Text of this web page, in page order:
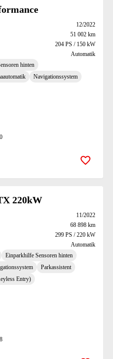
12/2022
51 002 km
204 PS / 150 kW
Automatik
hinten
Navigationssystem
Zur
220kW
11/2022
68 898 km
299 PS / 220 kW
Automatik
Einparkhilfe Sensoren hinten
Parkassistent
Entry)